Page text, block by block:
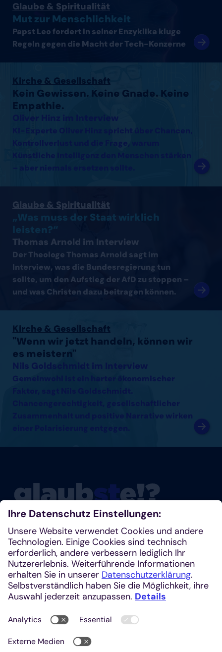
Glaube & Spiritualität
Mut zur Menschlichkeit
Papst Leo fordert in seiner Enzyklika kluge
Regeln gegen die Macht der Tech-Konzerne
Kirche & Gesellschaft
Kein Gewissen. Keine Gnade. Keine
Empathie.
Oliver Hinz im Interview
KI-Experte Oliver Hinz spricht über Chancen,
Kontrollverlust und die Frage, warum
Künstliche Intelligenz den Menschen stärken
– aber niemals ersetzen sollte.
Glaube & Spiritualität
„Was muss der Staat wirklich
leisten?“
Thomas Arnold im Interview
Der Theologe Thomas Arnold sagt im
Interview, was die Bundesregierung tun
sollte, um den Aufstieg der AfD zu stoppen –
und was Christen dazu beitragen können.
Kirche & Gesellschaft
"Wenn wir jetzt handeln, können wir
es meistern"
Nils Goldschmidt im Interview
Gemeinwohl ist ein harter ökonomischer
Chancengerechtigkeit, gesellschaftlicher
Zusammenhalt und positive Narrative wirken
einer Polarisierung entgegen.
Glaubste nicht? Dann schau mal rein!
Klosterplatz 7, 52062 Aachen
+49 241 1685-242 (Redaktion)
kirchenzeitung@einhardverlag.de